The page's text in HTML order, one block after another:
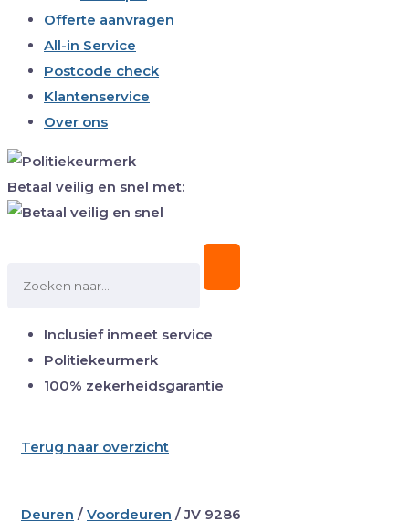
Offerte aanvragen
All-in Service
Postcode check
Klantenservice
Over ons
Betaal veilig en snel met:
Inclusief inmeet service
Politiekeurmerk
100% zekerheidsgarantie
Terug naar overzicht
Deuren / Voordeuren /JV 9286